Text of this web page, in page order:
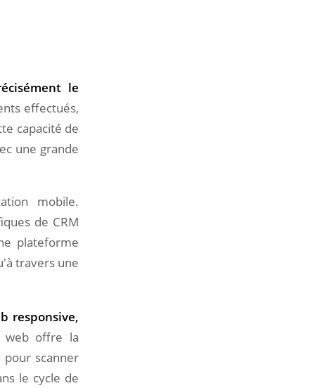
le
effectués,
capacité de
une grande
mobile.
de CRM
plateforme
travers une
responsive,
offre la
scanner
le cycle de